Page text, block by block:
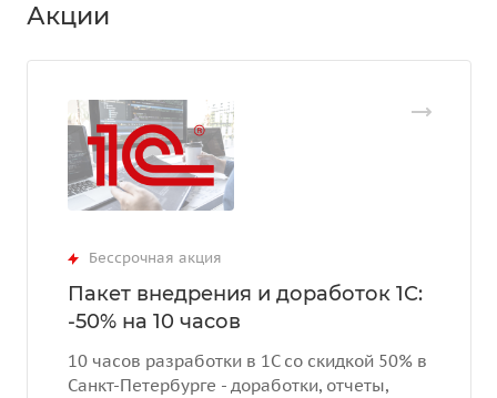
Акции
Бессрочная акция
Пакет внедрения и доработок 1С:
-50% на 10 часов
10 часов разработки в 1С со скидкой 50% в
Санкт-Петербурге - доработки, отчеты,